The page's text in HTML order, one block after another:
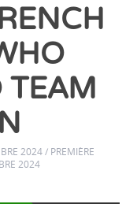
TEAM
2024 / PREMIÈRE
2024